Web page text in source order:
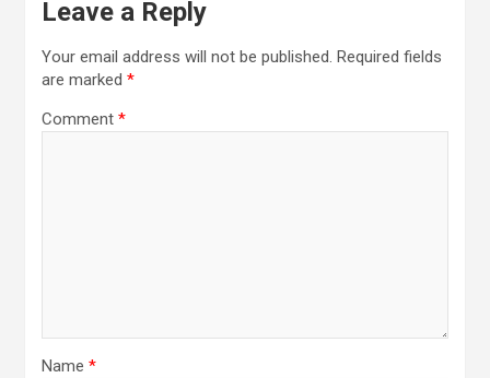
Leave a Reply
Your email address will not be published. Required fields
are marked *
Comment *
Name *